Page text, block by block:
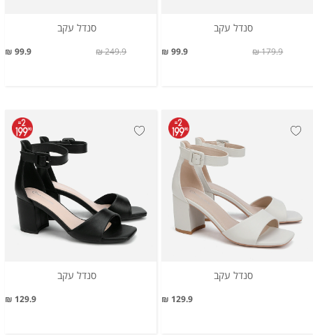
סנדל עקב
99.9 ₪ 179.9 ₪
סנדל עקב
99.9 ₪ 249.9 ₪
סנדל עקב
129.9 ₪
סנדל עקב
129.9 ₪